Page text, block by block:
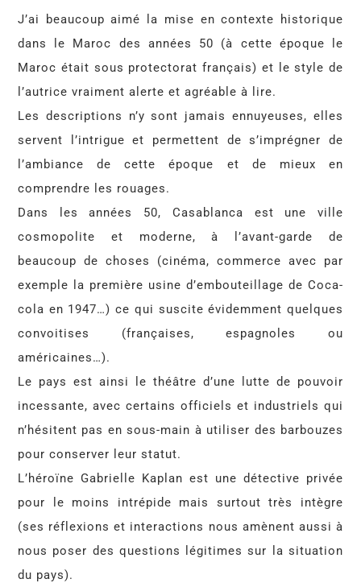
J’ai beaucoup aimé la mise en contexte historique
dans le Maroc des années 50 (à cette époque le
Maroc était sous protectorat français) et le style de
l’autrice vraiment alerte et agréable à lire.
Les descriptions n’y sont jamais ennuyeuses, elles
servent l’intrigue et permettent de s’imprégner de
l’ambiance de cette époque et de mieux en
comprendre les rouages.
Dans les années 50, Casablanca est une ville
cosmopolite et moderne, à l’avant-garde de
beaucoup de choses (cinéma, commerce avec par
exemple la première usine d’embouteillage de Coca-
cola en 1947…) ce qui suscite évidemment quelques
convoitises (françaises, espagnoles ou
américaines…).
Le pays est ainsi le théâtre d’une lutte de pouvoir
incessante, avec certains officiels et industriels qui
n’hésitent pas en sous-main à utiliser des barbouzes
pour conserver leur statut.
L’héroïne Gabrielle Kaplan est une détective privée
pour le moins intrépide mais surtout très intègre
(ses réflexions et interactions nous amènent aussi à
nous poser des questions légitimes sur la situation
du pays).